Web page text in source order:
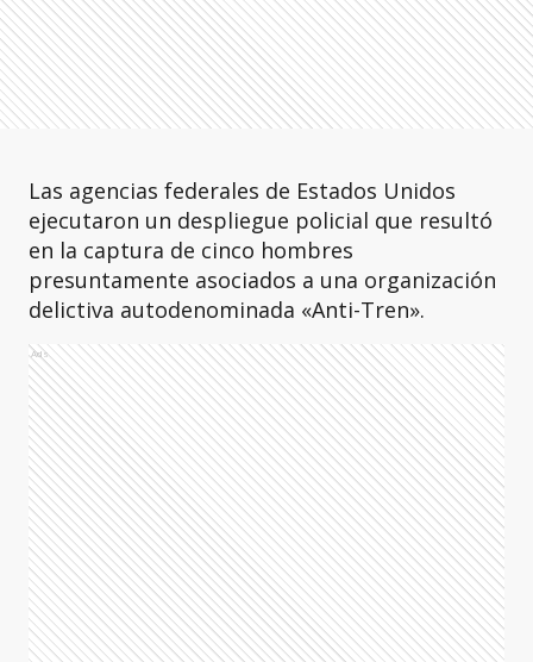
Las agencias federales de Estados Unidos
ejecutaron un despliegue policial que resultó
en la captura de cinco hombres
presuntamente asociados a una organización
delictiva autodenominada «Anti-Tren».
Ads